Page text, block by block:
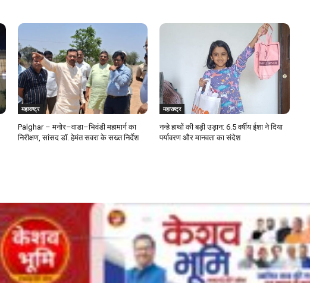
महाराष्ट्र
Palghar – मनोर–वाडा–भिवंडी महामार्ग का
निरीक्षण, सांसद डॉ. हेमंत सवरा के सख्त निर्देश
महाराष्ट्र
नन्हे हाथों की बड़ी उड़ान: 6.5 वर्षीय ईशा ने दिया
पर्यावरण और मानवता का संदेश